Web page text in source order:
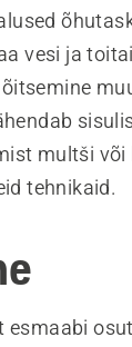
vesi ja
multši
tehnikaid.